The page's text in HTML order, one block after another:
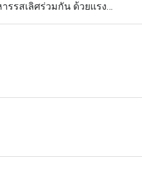
รรสเลิศร่วมกัน ด้วยแรง
ะสมมา ร้านอาหารแห่งนี้จึง
านรสชาติอาหารที่น่าประทับ
เมนูถูกสร้างสรรค์อย่างตั้งใจ
พิธีพิถัน เราเชื่อว่าอาหาร
ว่า "วาฬกลางกรุง" จะเป็น
างความทรงจำ ที่งดงามกับ